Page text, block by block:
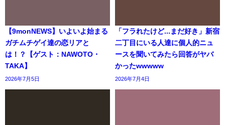
【9monNEWS】いよいよ始まる
ガチムチゲイ達の恋リアと
は！？【ゲスト：NAWOTO・
TAKA】
2026年7月5日
「フラれたけど...まだ好き」新宿
二丁目にいる人達に個人的ニュ
ースを聞いてみたら回答がヤバ
かったwwwww
2026年7月4日